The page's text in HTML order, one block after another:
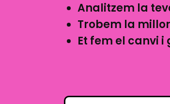
Analitzem la
Trobem la
Et fem el canvi